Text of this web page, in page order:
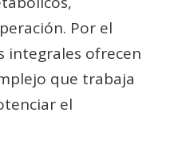
Por el
integrales ofrecen
que trabaja
el